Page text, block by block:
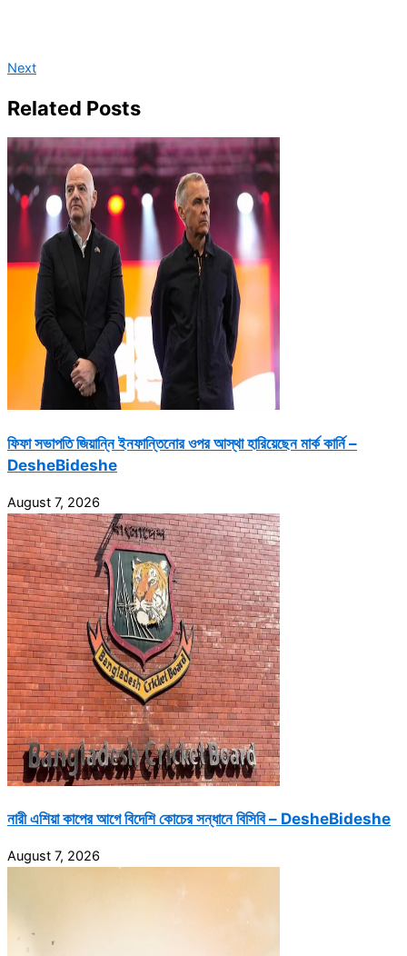
Next
Related Posts
ফিফা সভাপতি জিয়ান্নি ইনফান্তিনোর ওপর আস্থা হারিয়েছেন মার্ক কার্নি –
DesheBideshe
August 7, 2026
নারী এশিয়া কাপের আগে বিদেশি কোচের সন্ধানে বিসিবি – DesheBideshe
August 7, 2026